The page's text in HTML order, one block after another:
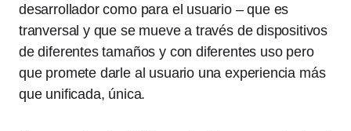
desarrollador como para el usuario – que es
tranversal y que se mueve a través de dispositivos
de diferentes tamaños y con diferentes uso pero
que promete darle al usuario una experiencia más
que unificada, única.